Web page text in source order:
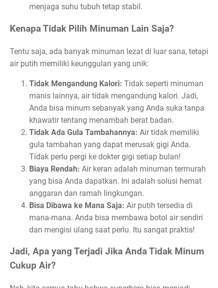
menjaga suhu tubuh tetap stabil.
Kenapa Tidak Pilih Minuman Lain Saja?
Tentu saja, ada banyak minuman lezat di luar sana, tetapi
air putih memiliki keunggulan yang unik:
Tidak Mengandung Kalori: Tidak seperti minuman
manis lainnya, air tidak mengandung kalori. Jadi,
Anda bisa minum sebanyak yang Anda suka tanpa
khawatir tentang menambah berat badan.
Tidak Ada Gula Tambahannya: Air tidak memiliki
gula tambahan yang dapat merusak gigi Anda.
Tidak perlu pergi ke dokter gigi setiap bulan!
Biaya Rendah: Air keran adalah minuman termurah
yang bisa Anda dapatkan. Ini adalah solusi hemat
anggaran dan ramah lingkungan.
Bisa Dibawa ke Mana Saja: Air putih tersedia di
mana-mana. Anda bisa membawa botol air sendiri
dan mengisi ulang saat perlu. Itu sangat praktis!
Jadi, Apa yang Terjadi Jika Anda Tidak Minum
Cukup Air?